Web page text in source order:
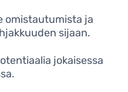
omistautumista ja
sijaan.
jokaisessa